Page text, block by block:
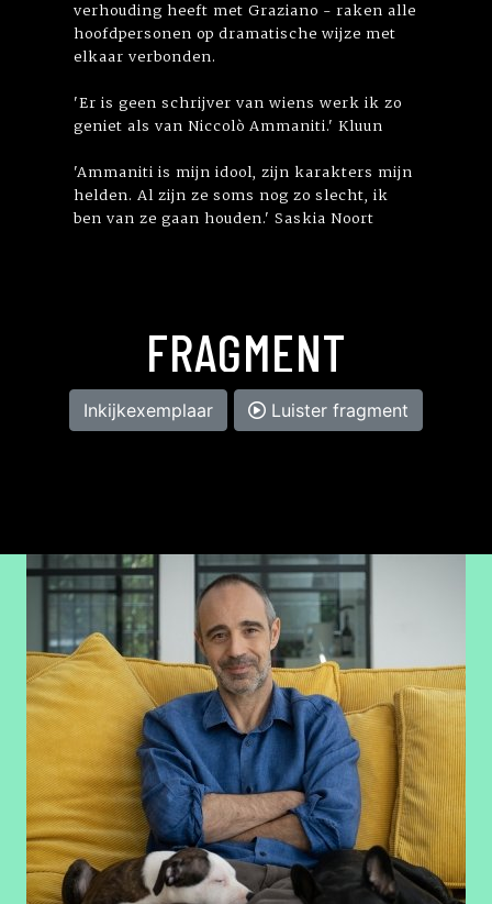
verhouding heeft met Graziano - raken alle
hoofdpersonen op dramatische wijze met
elkaar verbonden.
'Er is geen schrijver van wiens werk ik zo
geniet als van Niccolò Ammaniti.' Kluun
'Ammaniti is mijn idool, zijn karakters mijn
helden. Al zijn ze soms nog zo slecht, ik
ben van ze gaan houden.' Saskia Noort
FRAGMENT
Inkijkexemplaar Luister fragment